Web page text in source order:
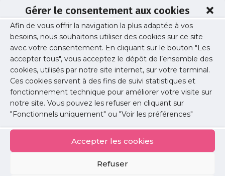
Gérer le consentement aux cookies
Afin de vous offrir la navigation la plus adaptée à vos
besoins, nous souhaitons utiliser des cookies sur ce site
avec votre consentement. En cliquant sur le bouton "Les
accepter tous", vous acceptez le dépôt de l’ensemble des
cookies, utilisés par notre site internet, sur votre terminal.
Ces cookies servent à des fins de suivi statistiques et
fonctionnement technique pour améliorer votre visite sur
notre site. Vous pouvez les refuser en cliquant sur
"Fonctionnels uniquement" ou "Voir les préférences"
Accepter les cookies
Refuser
Les soins de support avec la ligue contre
le cancer
Publié le :30 janvier 2024
Partager cet article :